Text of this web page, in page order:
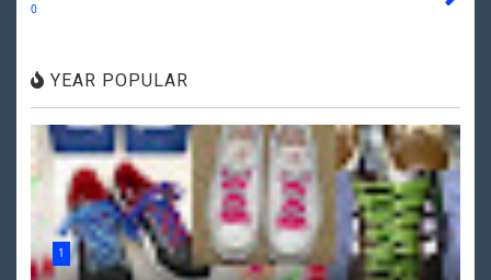
0
YEAR POPULAR
1